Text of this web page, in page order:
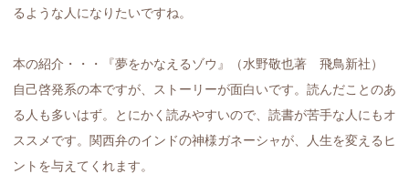
るような人になりたいですね。
本の紹介・・・『夢をかなえるゾウ』（水野敬也著 飛鳥新社）
自己啓発系の本ですが、ストーリーが面白いです。読んだことのあ
る人も多いはず。とにかく読みやすいので、読書が苦手な人にもオ
ススメです。関西弁のインドの神様ガネーシャが、人生を変えるヒ
ントを与えてくれます。